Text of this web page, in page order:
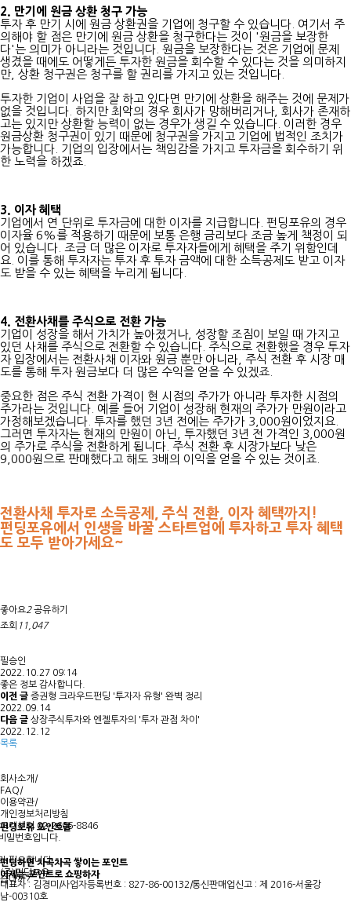
2. 만기에 원금 상환 청구 가능
투자 후 만기 시에 원금 상환권을 기업에 청구할 수 있습니다. 여기서 주
의해야 할 점은 만기에 원금 상환을 청구한다는 것이 '원금을 보장한
다'는 의미가 아니라는 것입니다. 원금을 보장한다는 것은 기업에 문제
생겼을 때에도 어떻게든 투자한 원금을 회수할 수 있다는 것을 의미하지
만, 상환 청구권은 청구를 할 권리를 가지고 있는 것입니다.
투자한 기업이 사업을 잘 하고 있다면 만기에 상환을 해주는 것에 문제가
없을 것입니다. 하지만 최악의 경우 회사가 망해버리거나, 회사가 존재하
고는 있지만 상환할 능력이 없는 경우가 생길 수 있습니다. 이러한 경우
원금상환 청구권이 있기 때문에 청구권을 가지고 기업에 법적인 조치가
가능합니다. 기업의 입장에서는 책임감을 가지고 투자금을 회수하기 위
한 노력을 하겠죠.
3. 이자 혜택
기업에서 연 단위로 투자금에 대한 이자를 지급합니다. 펀딩포유의 경우
이자율 6%를 적용하기 때문에 보통 은행 금리보다 조금 높게 책정이 되
어 있습니다. 조금 더 많은 이자로 투자자들에게 혜택을 주기 위함인데
요. 이를 통해 투자자는 투자 후 투자 금액에 대한 소득공제도 받고 이자
도 받을 수 있는 혜택을 누리게 됩니다.
4. 전환사채를 주식으로 전환 가능
기업이 성장을 해서 가치가 높아졌거나, 성장할 조짐이 보일 때 가지고
있던 사채를 주식으로 전환할 수 있습니다. 주식으로 전환했을 경우 투자
자 입장에서는 전환사채 이자와 원금 뿐만 아니라, 주식 전환 후 시장 매
도를 통해 투자 원금보다 더 많은 수익을 얻을 수 있겠죠.
중요한 점은 주식 전환 가격이 현 시점의 주가가 아니라 투자한 시점의
주가라는 것입니다. 예를 들어 기업이 성장해 현재의 주가가 만원이라고
가정해보겠습니다. 투자를 했던 3년 전에는 주가가 3,000원이었지요.
그러면 투자자는 현재의 만원이 아닌, 투자했던 3년 전 가격인 3,000원
의 주가로 주식을 전환하게 됩니다. 주식 전환 후 시장가보다 낮은
9,000원으로 판매했다고 해도 3배의 이익을 얻을 수 있는 것이죠.
전환사채 투자로 소득공제, 주식 전환, 이자 혜택까지!
펀딩포유에서 인생을 바꿀 스타트업에 투자하고 투자 혜택
도 모두 받아가세요~
좋아요2 공유하기
조회 11,047
필승인
2022.10.27 09:14
좋은 정보 감사합니다.
이전 글 증권형 크라우드펀딩 '투자자 유형' 완벽 정리
2022.09.14
다음 글 상장주식투자와 엔젤투자의 '투자 관점 차이'
2022.12.12
목록
회사소개 |
FAQ|
이용약관|
개인정보처리방침
고객센터 02-2606-8846
(주)펀딩포유
대표자 : 김경미 |사업자등록번호 : 827-86-00132|통신판매업신고 : 제 2016-서울강
남-00310호
필요합니다.
니까?
밀번호입니다.
펀딩포유 포인트몰
펀딩하면 차곡차곡 쌓이는 포인트
이제는포인트로 쇼핑하자